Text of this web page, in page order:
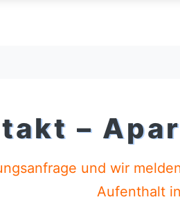
–
und wir
Aufenthalt